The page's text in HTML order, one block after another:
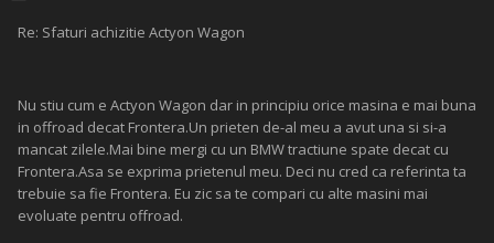
Re: Sfaturi achizitie Actyon Wagon
Nu stiu cum e Actyon Wagon dar in principiu orice masina e mai buna
in offroad decat Frontera.Un prieten de-al meu a avut una si si-a
mancat zilele.Mai bine mergi cu un BMW tractiune spate decat cu
Frontera.Asa se exprima prietenul meu. Deci nu cred ca referinta ta
trebuie sa fie Frontera. Eu zic sa te compari cu alte masini mai
evoluate pentru offroad.